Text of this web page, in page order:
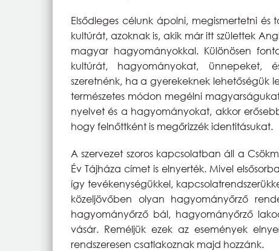
Elsődleges célunk ápolni, megismertetni
kultúrát, azoknak is, akik már itt születtek
magyar hagyományokkal. Különösen
kultúrát, hagyományokat, ünnepeket,
szeretnénk, ha a gyerekeknek lehetőségük
természetes módon megélni
nyelvet és a hagyományokat, akkor
hogy felnőttként is megőrizzék identitásukat.
A szervezet szoros kapcsolatban áll a
Év Tájháza címet is elnyerték. Mivel
így tevékenységükkel,
közeljövőben olyan hagyományőrző
hagyományőrző bál, hagyományőrző
vásár. Reméljük ezek az események
rendszeresen csatlakoznak majd hozzánk.